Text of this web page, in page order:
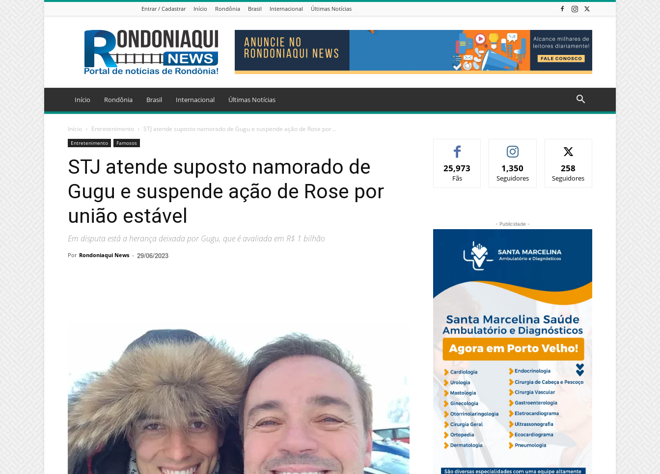
Entrar / Cadastrar Início Rondônia Brasil Internacional Últimas Notícias
Jornal
Eletrônico
Rondoniaqui
News
Início Rondônia Brasil Internacional Últimas Notícias
Início Entretenimento STJ atende suposto namorado de Gugu e suspende ação de Rose por...
Entretenimento Famosos
STJ atende suposto namorado de
Gugu e suspende ação de Rose por
união estável
Em disputa está a herança deixada por Gugu, que é avaliada em R$ 1 bilhão
Por Rondoniaqui News - 29/06/2023
25,973
Fãs
1,350
Seguidores
258
Seguidores
- Publicidade -